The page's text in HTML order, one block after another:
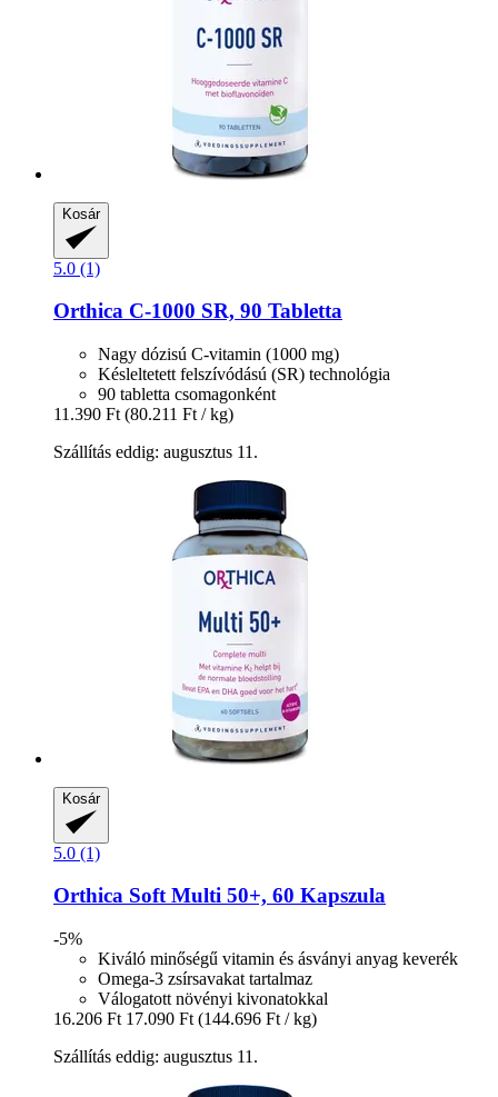
Kosár
5.0 (1)
Orthica C-​1000 SR, 90 Tabletta
Nagy dózisú C-vitamin (1000 mg)
Késleltetett felszívódású (SR) technológia
90 tabletta csomagonként
11.390 Ft (80.211 Ft / kg)
Szállítás eddig: augusztus 11.
Kosár
5.0 (1)
Orthica Soft Multi 50+, 60 Kapszula
-5%
Kiváló minőségű vitamin és ásványi anyag keverék
Omega-3 zsírsavakat tartalmaz
Válogatott növényi kivonatokkal
16.206 Ft 17.090 Ft (144.696 Ft / kg)
Szállítás eddig: augusztus 11.